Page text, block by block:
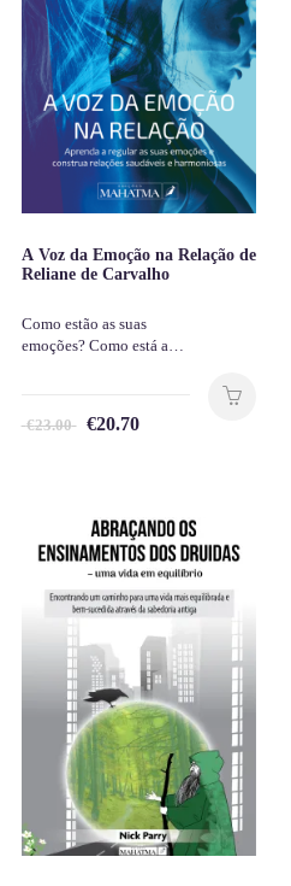
A Voz da Emoção na Relação de
Reliane de Carvalho
Como estão as suas
emoções? Como está a…
€23.00 €20.70